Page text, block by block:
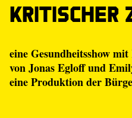
Kritischer
eine Gesundheitsshow
vonJonas Egloffund
eine Produktion der